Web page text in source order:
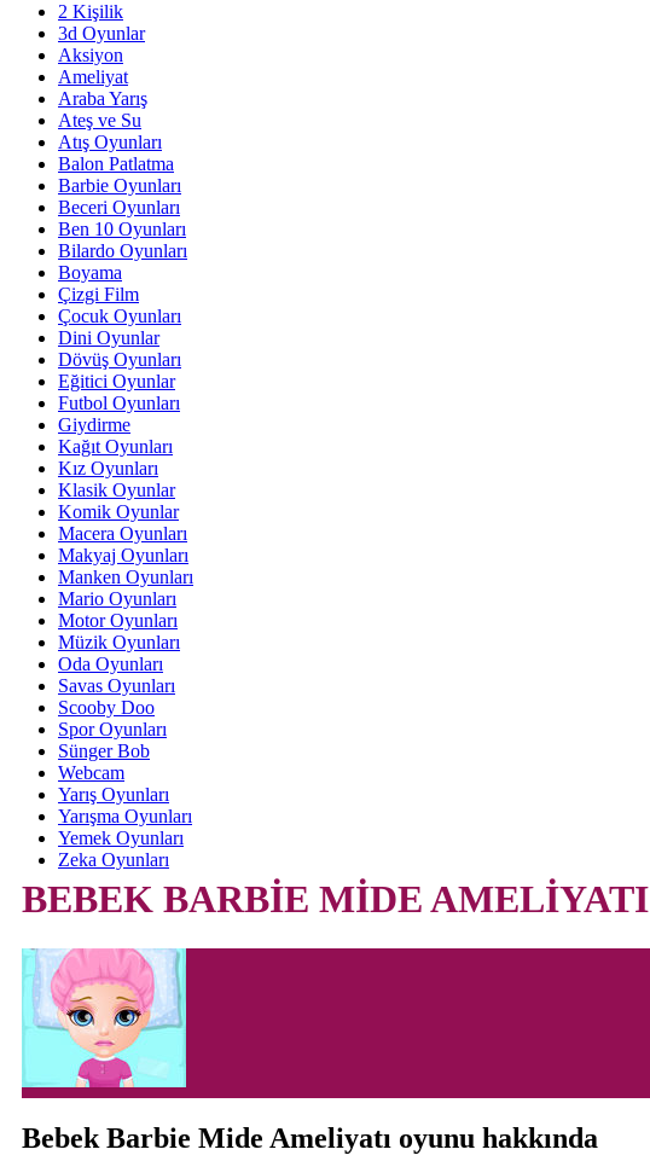
2 Kişilik
3d Oyunlar
Aksiyon
Ameliyat
Araba Yarış
Ateş ve Su
Atış Oyunları
Balon Patlatma
Barbie Oyunları
Beceri Oyunları
Ben 10 Oyunları
Bilardo Oyunları
Boyama
Çizgi Film
Çocuk Oyunları
Dini Oyunlar
Dövüş Oyunları
Eğitici Oyunlar
Futbol Oyunları
Giydirme
Kağıt Oyunları
Kız Oyunları
Klasik Oyunlar
Komik Oyunlar
Macera Oyunları
Makyaj Oyunları
Manken Oyunları
Mario Oyunları
Motor Oyunları
Müzik Oyunları
Oda Oyunları
Savas Oyunları
Scooby Doo
Spor Oyunları
Sünger Bob
Webcam
Yarış Oyunları
Yarışma Oyunları
Yemek Oyunları
Zeka Oyunları
BEBEK BARBİE MİDE AMELİYATI
Bebek Barbie Mide Ameliyatı oyunu hakkında